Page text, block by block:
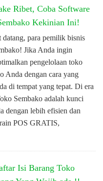
Ribet, Coba Software
Kekinian Ini!
datang, para pemilik bisnis
Jika Anda ingin
pengelolaan toko
Anda dengan cara yang
di tempat yang tepat. Di era
Sembako adalah kunci
dengan lebih efisien dan
POS GRATIS,
Isi Barang Toko